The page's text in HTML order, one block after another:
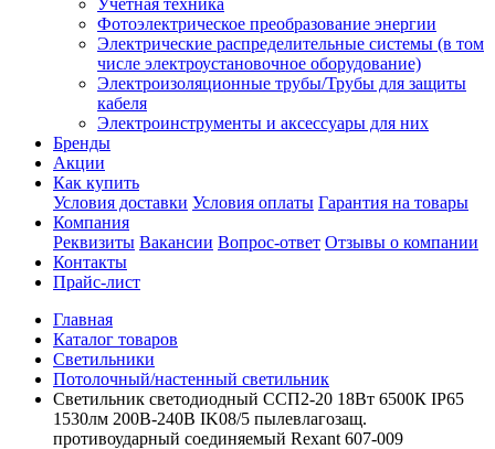
Учетная техника
Фотоэлектрическое преобразование энергии
Электрические распределительные системы (в том
числе электроустановочное оборудование)
Электроизоляционные трубы/Трубы для защиты
кабеля
Электроинструменты и аксессуары для них
Бренды
Акции
Как купить
Условия доставки Условия оплаты Гарантия на товары
Компания
Реквизиты Вакансии Вопрос-ответ Отзывы о компании
Контакты
Прайс-лист
Главная
Каталог товаров
Светильники
Потолочный/настенный светильник
Светильник светодиодный ССП2-20 18Вт 6500К IP65
1530лм 200В-240В IK08/5 пылевлагозащ.
противоударный соединяемый Rexant 607-009